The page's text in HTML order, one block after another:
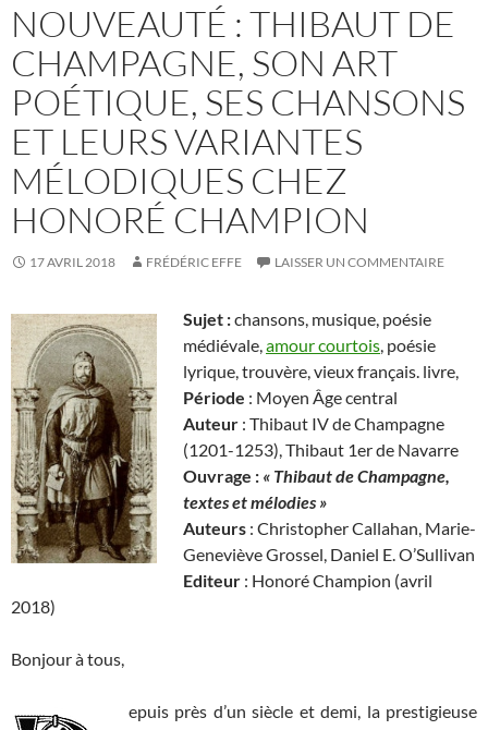
NOUVEAUTÉ : THIBAUT DE
CHAMPAGNE, SON ART
POÉTIQUE, SES CHANSONS
ET LEURS VARIANTES
MÉLODIQUES CHEZ
HONORÉ CHAMPION
17 AVRIL 2018 FRÉDÉRIC EFFE LAISSER UN COMMENTAIRE
Sujet :chansons, musique, poésie
médiévale,amour courtois, poésie
lyrique, trouvère, vieux français. livre,
Période : Moyen Âge central
Auteur : Thibaut IV de Champagne
(1201-1253), Thibaut 1er de Navarre
Ouvrage : « Thibaut de Champagne,
textes et mélodies »
Auteurs : Christopher Callahan, Marie-
Geneviève Grossel, Daniel E. O’Sullivan
Editeur : Honoré Champion (avril
2018)
Bonjour à tous,
epuis près d’un siècle et demi, la prestigieuse